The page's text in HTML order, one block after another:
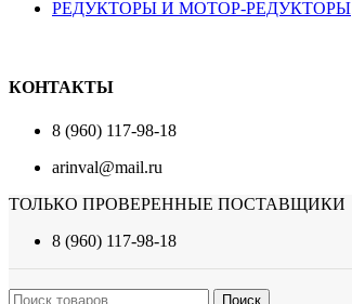
РЕДУКТОРЫ И МОТОР-РЕДУКТОРЫ
КОНТАКТЫ
8 (960) 117-98-18
arinval@mail.ru
ТОЛЬКО ПРОВЕРЕННЫЕ ПОСТАВЩИКИ
8 (960) 117-98-18
Поиск